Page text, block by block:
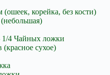
корейка, без кости)
4 Чайных ложки
сухое)